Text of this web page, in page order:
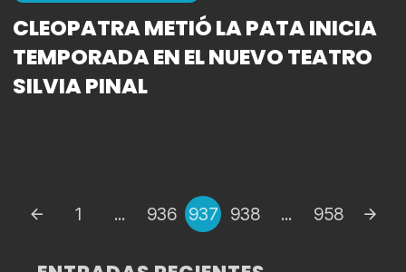
CLEOPATRA METIÓ LA PATA INICIA
TEMPORADA EN EL NUEVO TEATRO
SILVIA PINAL
Puestos
1 ... 936 937 938 ... 958